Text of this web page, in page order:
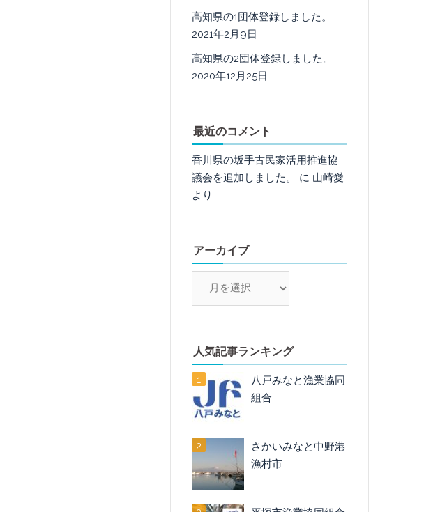
高知県の1団体登録しました。
2021年2月9日
高知県の2団体登録しました。
2020年12月25日
最近のコメント
香川県の坂手古民家活用推進協
議会を追加しました。
に 山崎愛
より
アーカイブ
ブ
人気記事ランキング
八戸みなと漁業協同
組合
さかいみなと中野港
漁村市